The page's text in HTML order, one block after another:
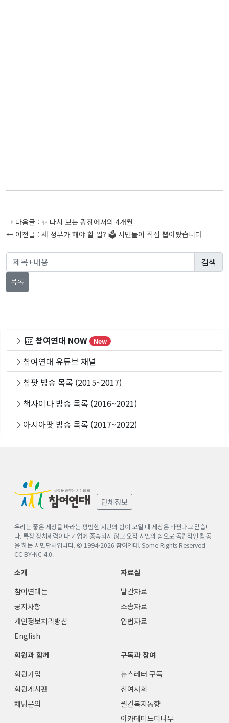
글
탐
색
→ 다음글 : ✨ 다시 보는 광장에서의 4개월
← 이전글 : 새 정부가 해야 할 일? 🗳️ 시민들이 직접 뽑아봤습니다
목록
참여연대 NOW New
참여연대 유튜브 채널
참팟 방송 목록 (2015~2017)
책사이다 방송 목록 (2016~2021)
아시아팟 방송 목록 (2017~2022)
단체정보
우리는 좋은 세상을 바라는 평범한 시민의 힘이 모일 때 세상은 바뀐다고 믿습니
다. 특정 정치세력이나 기업에 종속되지 않고 오직 시민의 힘으로 독립적인 활동
을 하는 시민단체입니다. © 1994-2026 참여연대. Some Rights Reserved
CC BY-NC 4.0.
소개
참여연대는
공지사항
개인정보처리방침
English
자료실
발간자료
소송자료
입법자료
회원과 함께
회원가입
회원게시판
채팅문의
구독과 참여
뉴스레터 구독
참여사회
월간복지동향
아카데미느티나무